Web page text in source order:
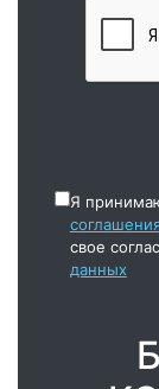
Я
свое
данных